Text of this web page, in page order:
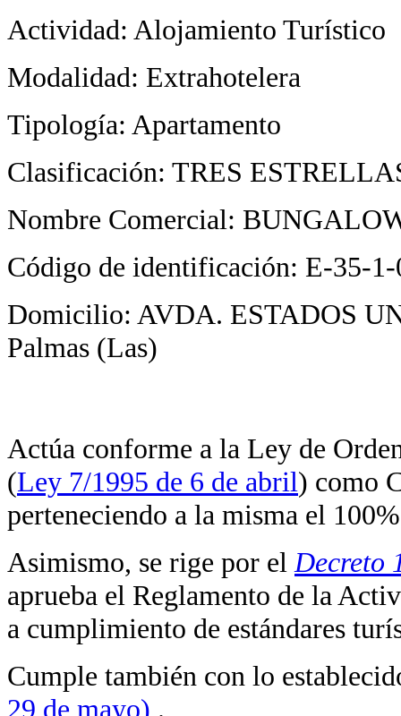
Actividad: Alojamiento Turístico
Modalidad: Extrahotelera
Tipología: Apartamento
Clasificación: TRES
Nombre Comercial:
Código de identificación: E-35-1-
Domicilio: AVDA. ESTADOS
Palmas (Las)
Actúa conforme a la Ley de
(Ley 7/1995 de 6 de abril) como
perteneciendo a la misma el
Asimismo, se rige por elDecreto
aprueba el Reglamento de la
a cumplimiento de estándares
Cumple también con lo
29 de mayo) .